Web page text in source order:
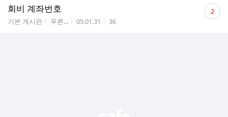
회비 계좌번호
게시판명
기본 게시판 작성자
푸른... 작성시간
05.01.31 조회수
36
댓
글 2